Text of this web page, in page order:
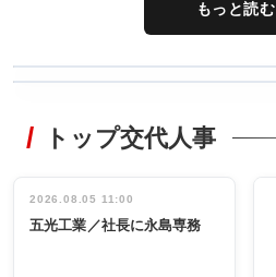
もっと読む
非鉄業界で
インタビュ
ー／社内ア
タックトレー
祝う 業界関
係者ら220人
出席
トップ交代人事
2026.08.05 11:00
五光工業／社長に永島専務